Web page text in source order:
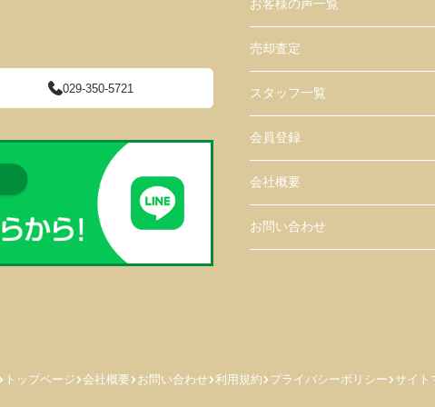
029-350-5721
お客様の声一覧
売却査定
スタッフ一覧
会員登録
会社概要
お問い合わせ
トップページ 会社概要 お問い合わせ 利用規約 プライバシーポリシー サイト